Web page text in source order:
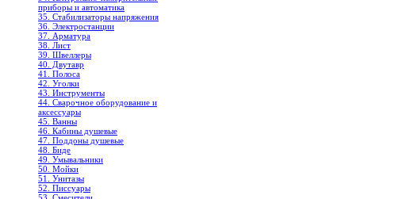
приборы и автоматика
35. Стабилизаторы напряжения
36. Электростанции
37. Арматура
38. Лист
39. Швеллеры
40. Двутавр
41. Полоса
42. Уголки
43. Инструменты
44. Сварочное оборудование и
аксессуары
45. Ванны
46. Кабины душевые
47. Поддоны душевые
48. Биде
49. Умывальники
50. Мойки
51. Унитазы
52. Писсуары